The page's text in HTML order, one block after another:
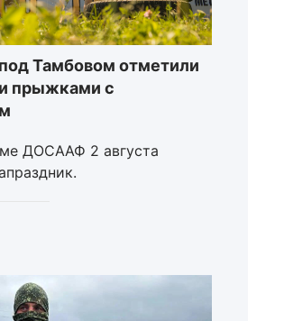
Тамбовом отметили
прыжками с
ДОСААФ 2 августа